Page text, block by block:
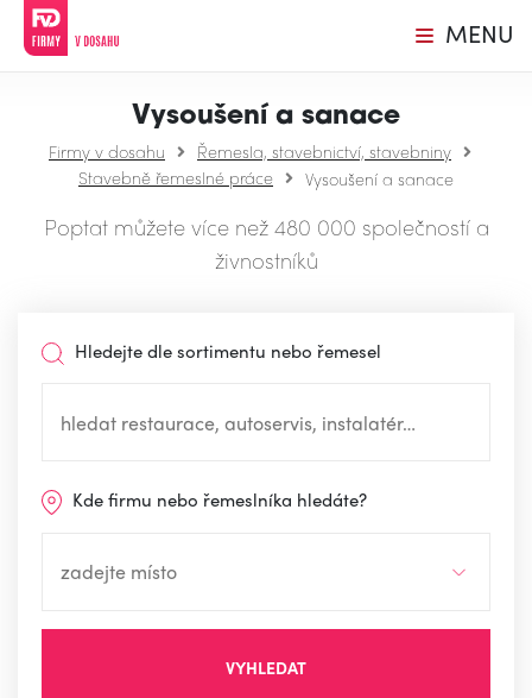
MENU
Vysoušení a sanace
Firmy v dosahu
Řemesla, stavebnictví, stavebniny
Stavebně řemeslné práce
Vysoušení a sanace
Poptat můžete více než 480 000 společností a
živnostníků
Hledejte dle sortimentu nebo řemesel
Kde firmu nebo řemeslníka hledáte?
VYHLEDAT